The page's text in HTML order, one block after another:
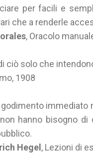
per facili e
che a renderle
, Oracolo
ciò solo che
1908
hanno bisogno
Hegel , Lezioni di